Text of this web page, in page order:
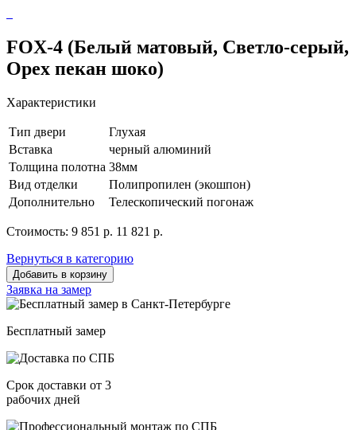
FOX-4 (Белый матовый, Светло-серый,
Орех пекан шоко)
Характеристики
Тип двери
Глухая
Вставка
черный алюминий
Толщина полотна 38мм
Вид отделки
Полипропилен (экошпон)
Дополнительно
Телескопический погонаж
Стоимость: 9 851 р. 11 821 р.
Вернуться в категорию
Добавить в корзину
Заявка на замер
Бесплатный замер
Срок доставки от 3
рабочих дней